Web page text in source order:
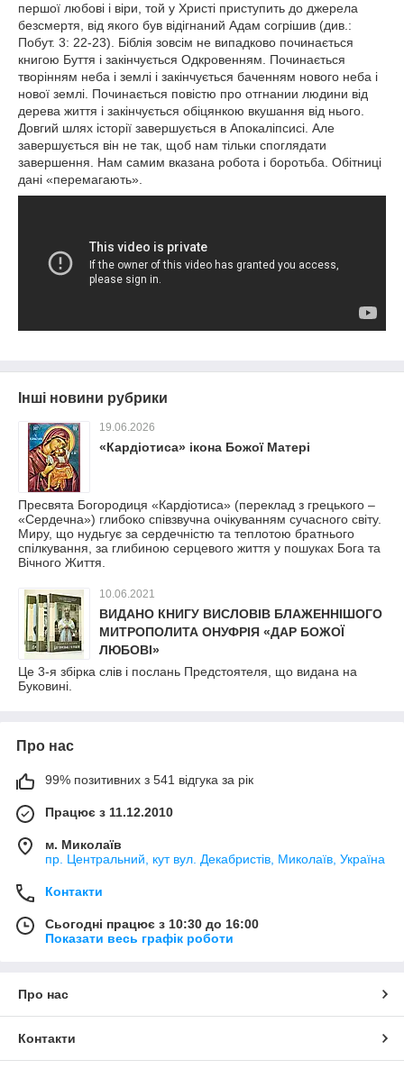
першої любові і віри, той у Христі приступить до джерела
безсмертя, від якого був відігнаний Адам согрішив (див.:
Побут. 3: 22-23). Біблія зовсім не випадково починається
книгою Буття і закінчується Одкровенням. Починається
творінням неба і землі і закінчується баченням нового неба і
нової землі. Починається повістю про отгнании людини від
дерева життя і закінчується обіцянкою вкушання від нього.
Довгий шлях історії завершується в Апокаліпсисі. Але
завершується він не так, щоб нам тільки споглядати
завершення. Нам самим вказана робота і боротьба. Обітниці
дані «перемагають».
Інші новини рубрики
19.06.2026
«Кардіотиса» ікона Божої Матері
Пресвята Богородиця «Кардіотиса» (переклад з грецького –
«Сердечна») глибоко співзвучна очікуванням сучасного світу.
Миру, що нудьгує за сердечністю та теплотою братнього
спілкування, за глибиною серцевого життя у пошуках Бога та
Вічного Життя.
10.06.2021
ВИДАНО КНИГУ ВИСЛОВІВ БЛАЖЕННІШОГО
МИТРОПОЛИТА ОНУФРІЯ «ДАР БОЖОЇ
ЛЮБОВІ»
Це 3-я збірка слів і послань Предстоятеля, що видана на
Буковині.
Про нас
99% позитивних з 541 відгука за рік
Працює з 11.12.2010
м. Миколаїв
пр. Центральний, кут вул. Декабристів, Миколаїв, Україна
Контакти
Сьогодні працює з 10:30 до 16:00
Показати весь графік роботи
Про нас
Контакти